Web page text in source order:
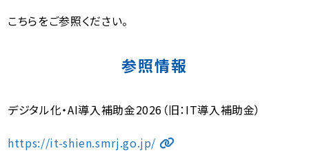
こちらをご参照ください。
参照情報
デジタル化・AI導入補助金2026（旧：IT導入補助金）
https://it-shien.smrj.go.jp/